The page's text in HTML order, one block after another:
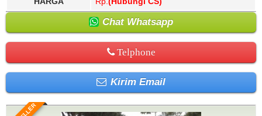
Chat Whatsapp
Telphone
Kirim Email